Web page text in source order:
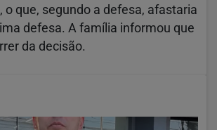
o que, segundo a defesa, afastaria
defesa. A família informou que
da decisão.